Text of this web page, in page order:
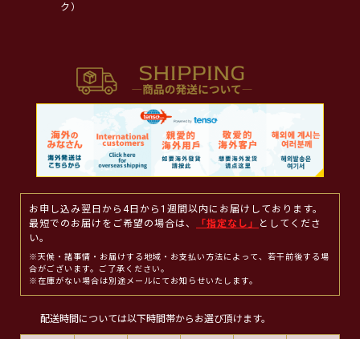
ク）
お申し込み翌日から4日から1週間以内にお届けしております。
最短でのお届けをご希望の場合は、
「指定なし」
としてくださ
い。
※天候・諸事情・お届けする地域・お支払い方法によって、若干前後する場
合がございます。ご了承ください。
※在庫がない場合は別途メールにてお知らせいたします。
配送時間については以下時間帯からお選び頂けます。